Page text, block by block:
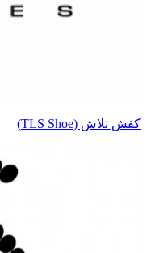
کفش تلاش (TLS Shoe)